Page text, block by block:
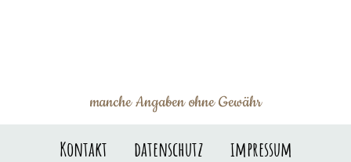
manche Angaben ohne Gewähr
Kontakt datenschutz
impressum